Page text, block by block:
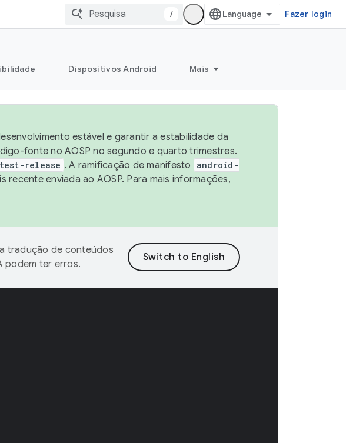
/ Fazer login
Dispositivos Android Mais
estável e garantir a estabilidade da
fonte no AOSP no segundo e quarto trimestres.
release . A ramificação de manifesto
android-
recente enviada ao AOSP. Para mais informações,
tradução de conteúdos
podem ter erros.